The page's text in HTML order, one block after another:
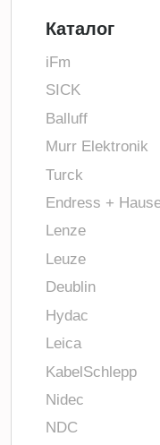
Каталог
iFm
SICK
Balluff
Murr Elektronik
Turck
Endress +
Lenze
Leuze
Deublin
Hydac
Leica
KabelSchlepp
Nidec
NDC